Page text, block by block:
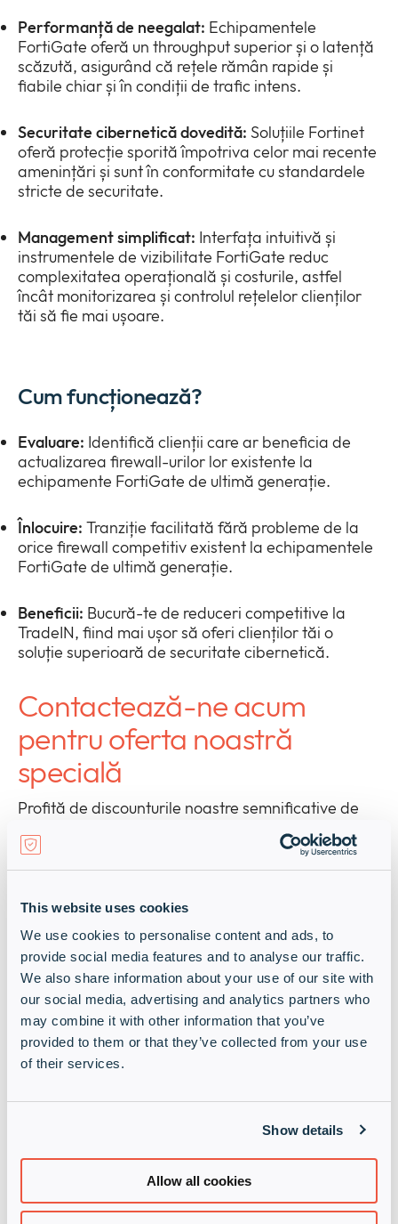
This website uses cookies
We use cookies to personalise content and ads, to
provide social media features and to analyse our traffic.
We also share information about your use of our site with
our social media, advertising and analytics partners who
may combine it with other information that you’ve
provided to them or that they’ve collected from your use
of their services.
Show details
Allow all cookies
Performanță de neegalat: Echipamentele
FortiGate oferă un throughput superior și o latență
scăzută, asigurând că rețele rămân rapide și
fiabile chiar și în condiții de trafic intens.
Securitate cibernetică dovedită: Soluțiile Fortinet
oferă protecție sporită împotriva celor mai recente
amenințări și sunt în conformitate cu standardele
stricte de securitate.
Management simplificat: Interfața intuitivă și
instrumentele de vizibilitate FortiGate reduc
complexitatea operațională și costurile, astfel
încât monitorizarea și controlul rețelelor clienților
tăi să fie mai ușoare.
Cum funcționează?
Evaluare: Identifică clienții care ar beneficia de
actualizarea firewall-urilor lor existente la
echipamente FortiGate de ultimă generație.
Înlocuire: Tranziție facilitată fără probleme de la
orice firewall competitiv existent la echipamentele
FortiGate de ultimă generație.
Beneficii: Bucură-te de reduceri competitive la
TradeIN, fiind mai ușor să oferi clienților tăi o
soluție superioară de securitate cibernetică.
Contactează-ne acum
pentru oferta noastră
specială
Profită de discounturile noastre semnificative de
Este momentul perfect pentru a actualiza
infrastructura de securitate a clienților tăi, în timp
echipei noastre.
Partner with Infinigate and
Fortinet
Company (Required)